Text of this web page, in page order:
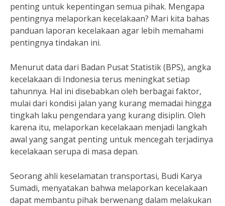
penting untuk kepentingan semua pihak. Mengapa
pentingnya melaporkan kecelakaan? Mari kita bahas
panduan laporan kecelakaan agar lebih memahami
pentingnya tindakan ini.
Menurut data dari Badan Pusat Statistik (BPS), angka
kecelakaan di Indonesia terus meningkat setiap
tahunnya. Hal ini disebabkan oleh berbagai faktor,
mulai dari kondisi jalan yang kurang memadai hingga
tingkah laku pengendara yang kurang disiplin. Oleh
karena itu, melaporkan kecelakaan menjadi langkah
awal yang sangat penting untuk mencegah terjadinya
kecelakaan serupa di masa depan.
Seorang ahli keselamatan transportasi, Budi Karya
Sumadi, menyatakan bahwa melaporkan kecelakaan
dapat membantu pihak berwenang dalam melakukan